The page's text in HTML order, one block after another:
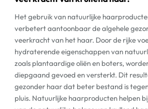
Het gebruik van natuurlijke
verbetert aantoonbaar de algehele
veerkracht van het haar. Door de rijke
hydraterende eigenschappen van
zoals plantaardige oliën en boters,
diepgaand gevoed en versterkt. Dit
gezonder haar dat beter bestand is
pluis. Natuurlijke haarproducten helpen